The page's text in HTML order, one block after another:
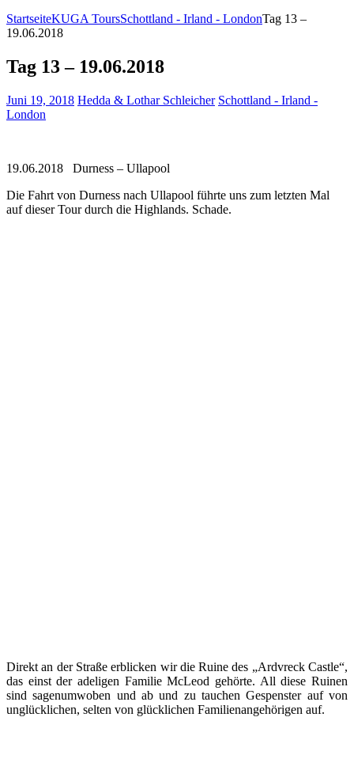
StartseiteKUGA ToursSchottland - Irland - LondonTag 13 –
19.06.2018
Tag 13 – 19.06.2018
Juni 19, 2018 Hedda & Lothar Schleicher Schottland - Irland -
London
19.06.2018 Durness – Ullapool
Die Fahrt von Durness nach Ullapool führte uns zum letzten Mal
auf dieser Tour durch die Highlands. Schade.
Direkt an der Straße erblicken wir die Ruine des „Ardvreck Castle“,
das einst der adeligen Familie McLeod gehörte. All diese Ruinen
sind sagenumwoben und ab und zu tauchen Gespenster auf von
unglücklichen, selten von glücklichen Familienangehörigen auf.